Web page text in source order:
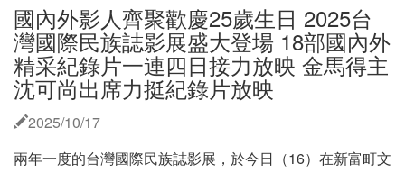
國內外影人齊聚歡慶25歲生日 2025台
灣國際民族誌影展盛大登場 18部國內外
精采紀錄片一連四日接力放映 金馬得主
沈可尚出席力挺紀錄片放映
2025/10/17
兩年一度的台灣國際民族誌影展，於今日（16）在新富町文